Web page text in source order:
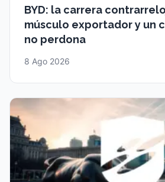
BYD: la carrera
músculo exportador y un
no perdona
8 Ago 2026